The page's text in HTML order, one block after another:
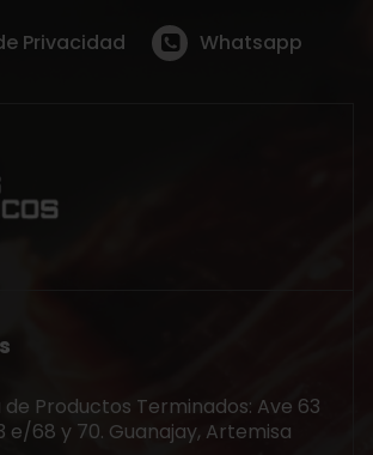
Privacidad Whatsapp
de Productos Terminados: Ave 63
e/68 y 70. Guanajay, Artemisa